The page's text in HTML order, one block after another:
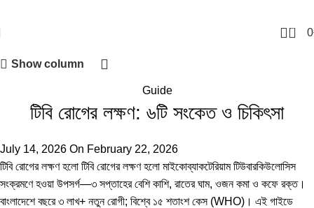
0 0
Show column
Guide
টিবি রোগের লক্ষণ: ৬টি সংকেত ও চিকিৎসা
July 14, 2026 On February 22, 2026
টিবি রোগের লক্ষণ হলো টিবি রোগের লক্ষণ হলো মাইকোব্যাকটেরিয়াম টিউবারকিউলোসিস
সংক্রমণে হওয়া উপসর্গ—৩ সপ্তাহের বেশি কাশি, রাতের ঘাম, ওজন কমা ও কফে রক্ত।
বাংলাদেশে বছরে ৩ লাখ+ নতুন রোগী; বিশ্বে ১৫ শতাংশ কেস (WHO)। এই গাইডে